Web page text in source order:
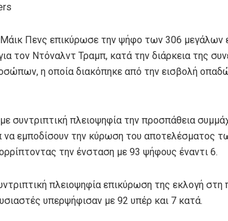
Πενς επικύρωσε την ψήφο των 306 μεγάλων
τον Ντόναλντ Τραμπ, κατά την διάρκεια της
η οποία διακόπηκε από την εισβολή
συντριπτική πλειοψηφία την προσπάθεια
εμποδίσουν την κύρωση του αποτελέσματος
την ένσταση με 93 ψήφους έναντι 6.
πλειοψηφία επικύρωση της εκλογή στη
υπερψήφισαν με 92 υπέρ και 7 κατά.